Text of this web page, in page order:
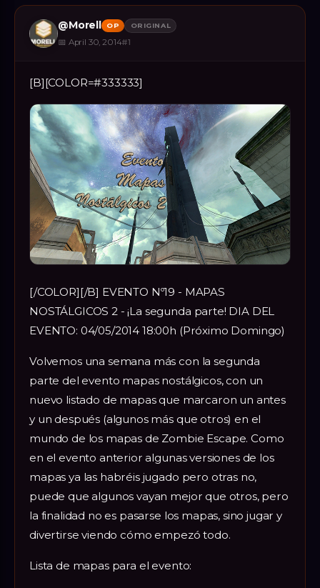
@Morell OP ORIGINAL
📅 April 30, 2014#1
[B][COLOR=#333333]
[/COLOR][/B] EVENTO Nº19 - MAPAS
NOSTÁLGICOS 2 - ¡La segunda parte! DIA DEL
EVENTO: 04/05/2014 18:00h (Próximo Domingo)
Volvemos una semana más con la segunda
parte del evento mapas nostálgicos, con un
nuevo listado de mapas que marcaron un antes
y un después (algunos más que otros) en el
mundo de los mapas de Zombie Escape. Como
en el evento anterior algunas versiones de los
mapas ya las habréis jugado pero otras no,
puede que algunos vayan mejor que otros, pero
la finalidad no es pasarse los mapas, sino jugar y
divertirse viendo cómo empezó todo.
Lista de mapas para el evento: